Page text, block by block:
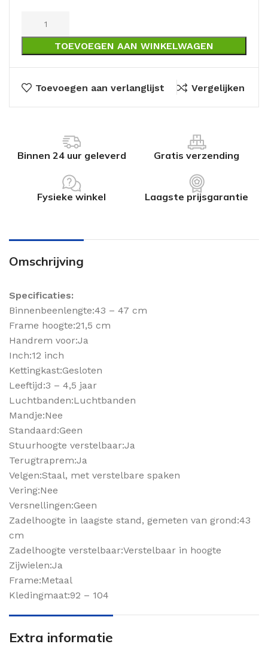
TOEVOEGEN AAN WINKELWAGEN
Toevoegen aan verlanglijst Vergelijken
Binnen 24 uur geleverd Gratis verzending
Fysieke winkel Laagste prijsgarantie
Omschrijving
Specificaties:
Binnenbeenlengte:43 – 47 cm
Frame hoogte:21,5 cm
Handrem voor:Ja
Inch:12 inch
Kettingkast:Gesloten
Leeftijd:3 – 4,5 jaar
Luchtbanden:Luchtbanden
Mandje:Nee
Standaard:Geen
Stuurhoogte verstelbaar:Ja
Terugtraprem:Ja
Velgen:Staal, met verstelbare spaken
Vering:Nee
Versnellingen:Geen
Zadelhoogte in laagste stand, gemeten van grond:43
cm
Zadelhoogte verstelbaar:Verstelbaar in hoogte
Zijwielen:Ja
Frame:Metaal
Kledingmaat:92 – 104
Extra informatie